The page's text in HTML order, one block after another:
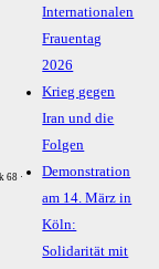
68 ·
Internationalen
Frauentag
2026
Krieg gegen
Iran und die
Folgen
Demonstration
am 14. März in
Köln:
Solidarität mit